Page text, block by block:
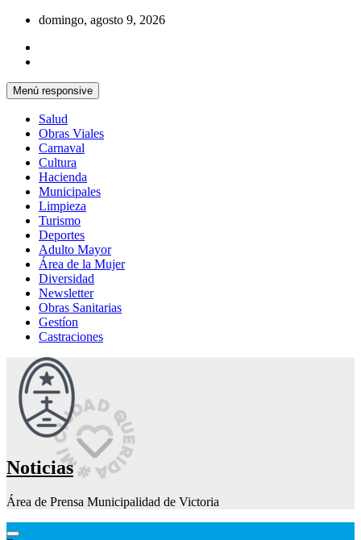
Saltar
contenido
domingo, agosto 9, 2026
Menú responsive
Salud
Obras Viales
Carnaval
Cultura
Hacienda
Municipales
Limpieza
Turismo
Deportes
Adulto Mayor
Área de la Mujer
Diversidad
Newsletter
Obras Sanitarias
Gestíon
Castraciones
Noticias
Área de Prensa Municipalidad de Victoria